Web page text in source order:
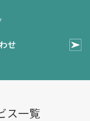
せ
ス一覧